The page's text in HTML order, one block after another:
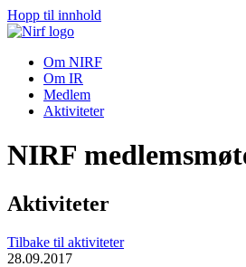
Hopp til innhold
Om NIRF
Om IR
Medlem
Aktiviteter
NIRF
Aktiviteter
Tilbake til aktiviteter
28.09.2017